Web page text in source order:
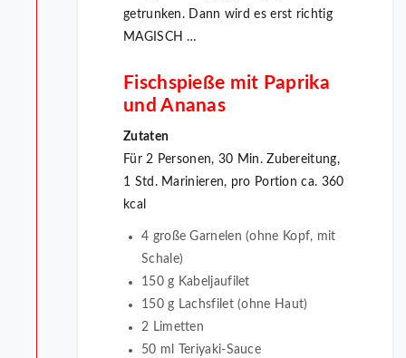
getrunken. Dann wird es erst richtig
MAGISCH …
Fischspieße mit Paprika
und Ananas
Zutaten
Für 2 Personen, 30 Min. Zubereitung,
1 Std. Marinieren, pro Portion ca. 360
kcal
4 große Garnelen (ohne Kopf, mit
Schale)
150 g Kabeljaufilet
150 g Lachsfilet (ohne Haut)
2 Limetten
50 ml Teriyaki-Sauce